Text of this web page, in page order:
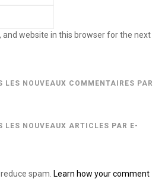
and website in this browser for the next
LES NOUVEAUX COMMENTAIRES PAR
LES NOUVEAUX ARTICLES PAR E-
spam. Learn how your comment